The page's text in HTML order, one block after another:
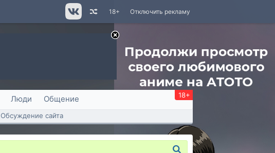
Отключить рекламу
18+
Люди Общение 18+
Обсуждение сайта